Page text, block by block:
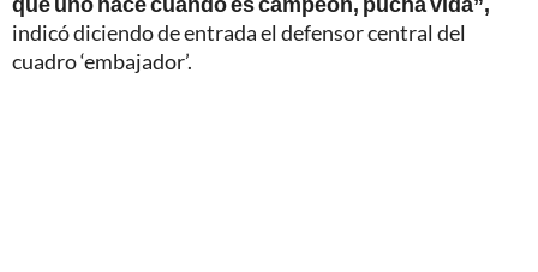
indicó diciendo de entrada el defensor central del
cuadro ‘embajador’.